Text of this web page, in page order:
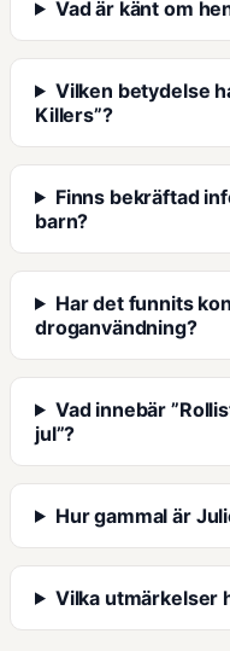
Vad är känt om
Vilken betydelse
Killers”?
Finns bekräftad
barn?
Har det funnits
droganvändning?
Vad innebär
jul”?
Hur gammal är
Vilka utmärkelser